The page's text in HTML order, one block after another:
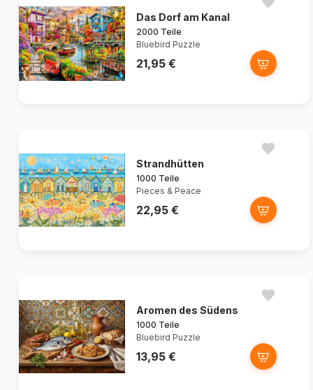
Das Dorf am Kanal
2000 Teile
Bluebird Puzzle
21,95 €
Strandhütten
1000 Teile
Pieces & Peace
22,95 €
Aromen des Südens
1000 Teile
Bluebird Puzzle
13,95 €